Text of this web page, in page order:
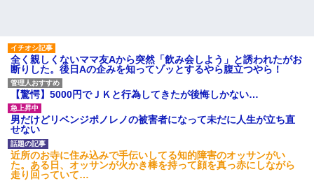
ていき、1時間後に号泣しながら出てきて…
【復讐】義兄嫁「生活費、足りない分を貸してほしい」私「貸す
わけないでしょｗｗｗｗ」→ 理由を話したら泣き出して・・私
（あまりにも希望通り）
父親がくも膜下出血で突然ﾀﾋ。→母の貯金が0なことが判明。→母
「私を家に置いてほしい、どうか見捨てないで(土下座」俺・嫁
「…」
全く親しくないママ友Aから突然「飲み会しよう」と誘われたがお
断りした。後日Aの企みを知ってゾッとするやら腹立つやら！
【驚愕】5000円でＪＫと行為してきたが後悔しかない…
男だけどリベンジポノレノの被害者になって未だに人生が立ち直
せない
近所のお寺に住み込みで手伝いしてる知的障害のオッサンがい
た。ある日、オッサンが火かき棒を持って顔を真っ赤にしながら
走り回っていて…